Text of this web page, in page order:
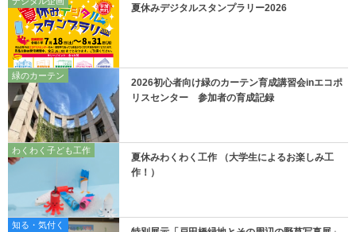
夏休みデジタルスタンプラリー2026
緑のカーテン
2026初心者向け緑のカーテン育成講習会inエコポ
リスセンター 参加者の育成記録
わくわく子ども工作
夏休みわくわく工作 （大学生によるお楽しみ工
作！）
知る・気付く